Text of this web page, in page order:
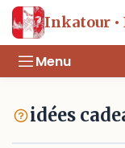
Inkatour •
Menu
idées